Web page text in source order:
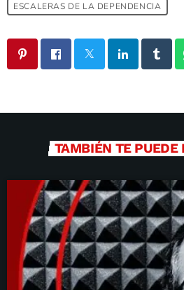
ESCALERAS DE LA DEPENDENCIA
TAMBIÉN TE PUEDE